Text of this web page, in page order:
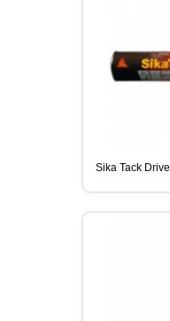
Sika Tack Drive